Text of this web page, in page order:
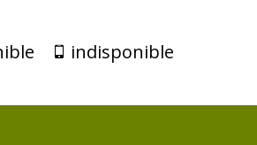
indisponible